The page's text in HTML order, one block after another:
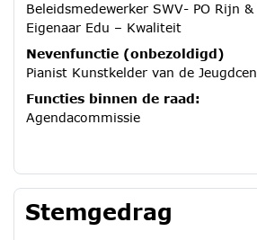
Beleidsmedewerker SWV- PO Rijn
Eigenaar Edu – Kwaliteit
Nevenfunctie (onbezoldigd)
Pianist Kunstkelder van de
Functies binnen de raad:
Agendacommissie
Stemgedrag